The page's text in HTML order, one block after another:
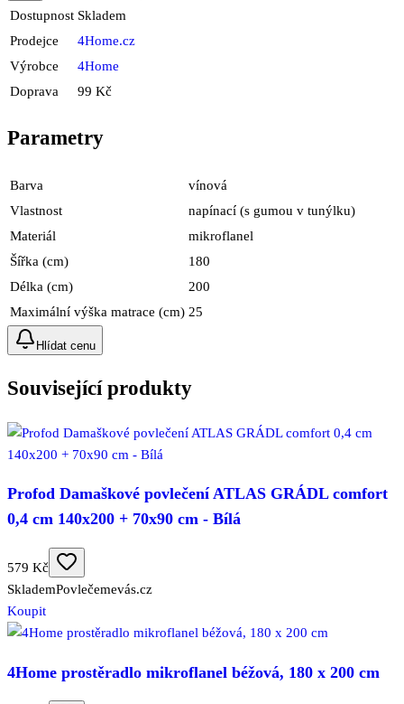
Dostupnost Skladem
Prodejce
4Home.cz
Výrobce
4Home
Doprava
99 Kč
Parametry
Barva
vínová
Vlastnost
napínací (s gumou v tunýlku)
Materiál
mikroflanel
Šířka (cm)
180
Délka (cm)
200
Maximální výška matrace (cm) 25
Hlídat cenu
Související produkty
Profod Damaškové povlečení ATLAS GRÁDL comfort
0,4 cm 140x200 + 70x90 cm - Bílá
579 Kč
SklademPovlečemevás.cz
Koupit
4Home prostěradlo mikroflanel béžová, 180 x 200 cm